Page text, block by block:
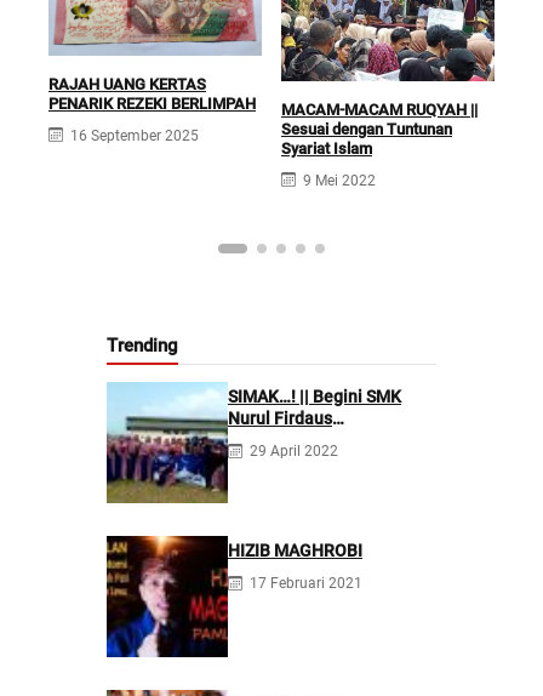
RAJAH UANG KERTAS
PENARIK REZEKI BERLIMPAH
16 September 2025
MACAM-MACAM RUQYAH ||
Sesuai dengan Tuntunan
Syariat Islam
9 Mei 2022
Trending
SIMAK…! || Begini SMK
Nurul Firdaus
Mengarahkan Siswanya
agar Menjadi Asisten
29 April 2022
HIZIB MAGHROBI
17 Februari 2021